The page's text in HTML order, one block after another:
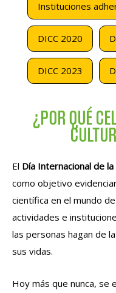
Instituciones
DICC 2020
DICC 2023
¿POR QUÉ
El Día Internacional de
como objetivo
científica en el mundo
actividades e
las personas hagan de
sus vidas.
Hoy más que nunca, se